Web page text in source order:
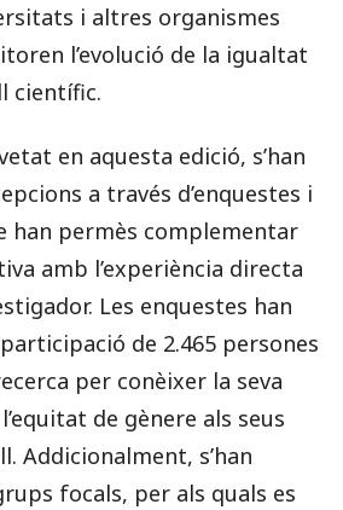
i altres organismes
l’evolució de la igualtat
científic.
en aquesta edició, s’han
a través d’enquestes i
han permès complementar
amb l’experiència directa
Les enquestes han
de 2.465 persones
per conèixer la seva
de gènere als seus
Addicionalment, s’han
focals, per als quals es